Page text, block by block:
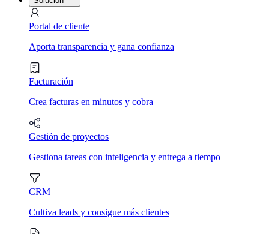
Portal de cliente
Aporta transparencia y gana confianza
Facturación
Crea facturas en minutos y cobra
Gestión de proyectos
Gestiona tareas con inteligencia y entrega a tiempo
CRM
Cultiva leads y consigue más clientes